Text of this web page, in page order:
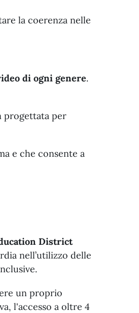
la coerenza nelle
di ogni genere.
progettata per
e che consente a
District
nell’utilizzo delle
un proprio
l'accesso a oltre 4